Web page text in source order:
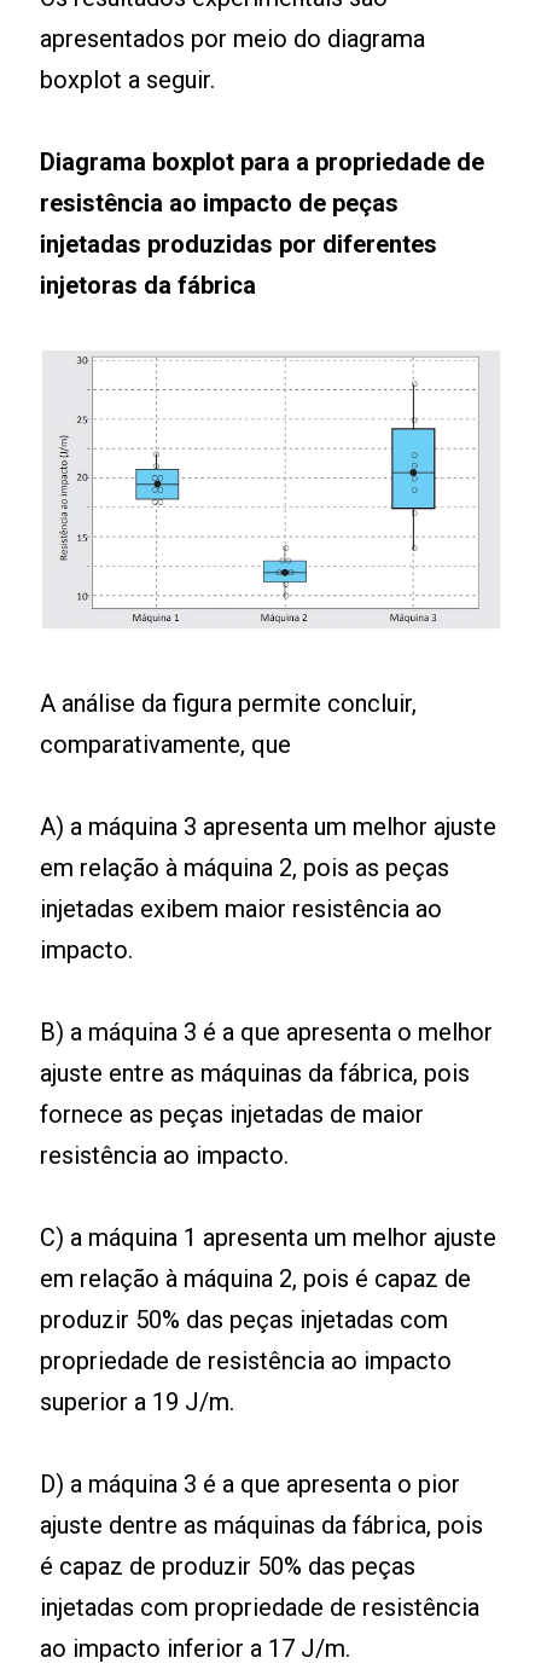
apresentados por meio do diagrama
boxplot a seguir.
Diagrama boxplot para a propriedade de
resistência ao impacto de peças
injetadas produzidas por diferentes
injetoras da fábrica
A análise da figura permite concluir,
comparativamente, que
A) a máquina 3 apresenta um melhor ajuste
em relação à máquina 2, pois as peças
injetadas exibem maior resistência ao
impacto.
B) a máquina 3 é a que apresenta o melhor
ajuste entre as máquinas da fábrica, pois
fornece as peças injetadas de maior
resistência ao impacto.
C) a máquina 1 apresenta um melhor ajuste
em relação à máquina 2, pois é capaz de
produzir 50% das peças injetadas com
propriedade de resistência ao impacto
superior a 19 J/m.
D) a máquina 3 é a que apresenta o pior
ajuste dentre as máquinas da fábrica, pois
é capaz de produzir 50% das peças
injetadas com propriedade de resistência
ao impacto inferior a 17 J/m.